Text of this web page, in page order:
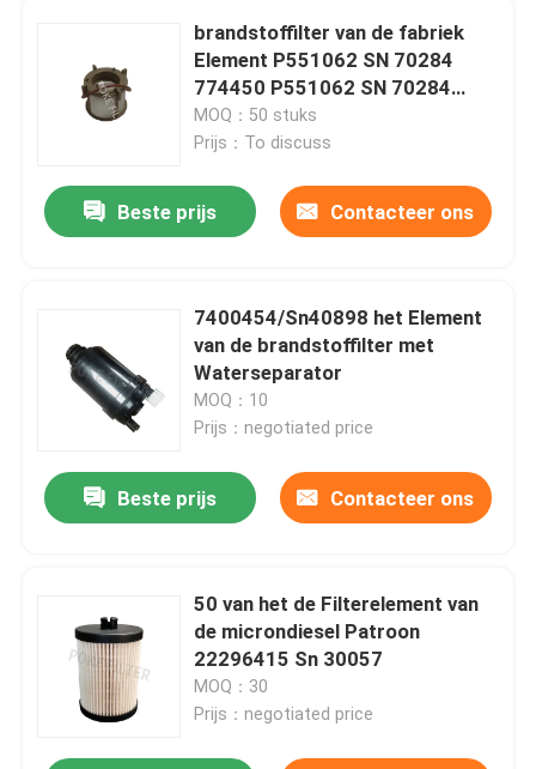
brandstoffilter van de fabriek
Element P551062 SN 70284
774450 P551062 SN 70284
774450
MOQ：50 stuks
Prijs：To discuss
Beste prijs Contacteer ons
7400454/Sn40898 het Element
van de brandstoffilter met
Waterseparator
MOQ：10
Prijs：negotiated price
Beste prijs Contacteer ons
50 van het de Filterelement van
de microndiesel Patroon
22296415 Sn 30057
MOQ：30
Prijs：negotiated price